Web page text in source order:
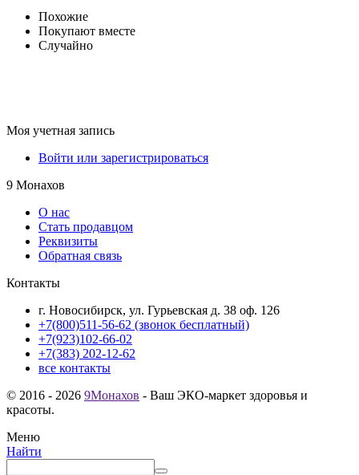
Похожие
Покупают вместе
Случайно
Моя учетная запись
Войти или зарегистрироваться
9 Монахов
О нас
Стать продавцом
Реквизиты
Обратная связь
Контакты
г. Новосибирск, ул. Гурьевская д. 38 оф. 126
+7(800)511-56-62 (звонок бесплатный)
+7(923)102-66-02
+7(383) 202-12-62
все контакты
© 2016 - 2026 9Монахов - Ваш ЭКО-маркет здоровья и
красоты.
Меню
Найти